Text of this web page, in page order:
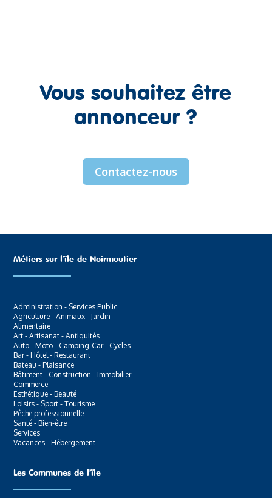
Vous souhaitez être
annonceur ?
Contactez-nous
Métiers sur l’ïle de Noirmoutier
Administration - Services Public
Agriculture - Animaux - Jardin
Alimentaire
Art - Artisanat - Antiquités
Auto - Moto - Camping-Car - Cycles
Bar - Hôtel - Restaurant
Bateau - Plaisance
Bâtiment - Construction - Immobilier
Commerce
Esthétique - Beauté
Loisirs - Sport - Tourisme
Pêche professionnelle
Santé - Bien-être
Services
Vacances - Hébergement
Les Communes de l’ïle